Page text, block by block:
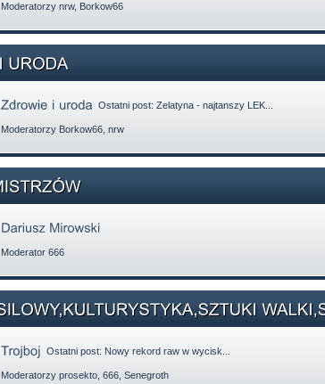
Moderatorzy nrw, Borkow66
Ostatni post: Zelatyna - najtanszy LEK...
Moderatorzy Borkow66 nrw
Moderator 666
Ostatni post: Nowy rekord raw w wycisk...
Moderatorzy prosekto 666 Senegroth